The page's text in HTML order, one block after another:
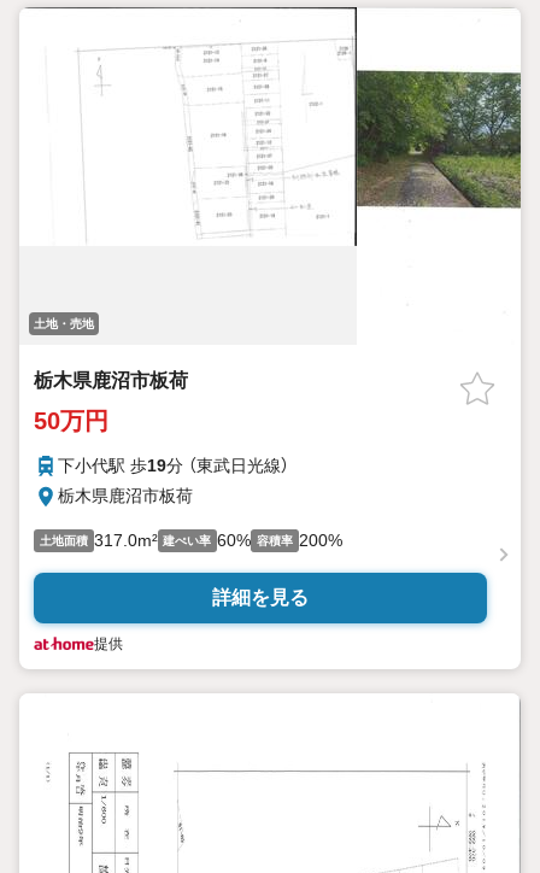
土地・売地
栃木県鹿沼市板荷
50万円
下小代駅 歩19分 （東武日光線）
栃木県鹿沼市板荷
土地面積 317.0m² 建ぺい率 60% 容積率 200%
詳細を見る
提供